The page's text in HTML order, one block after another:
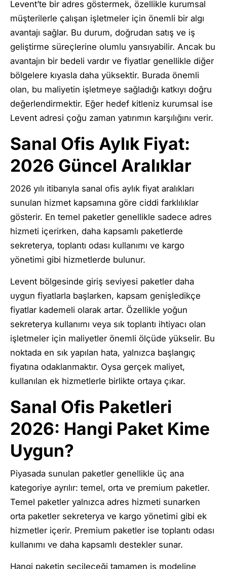
Levent’te bir adres göstermek, özellikle kurumsal
müşterilerle çalışan işletmeler için önemli bir algı
avantajı sağlar. Bu durum, doğrudan satış ve iş
geliştirme süreçlerine olumlu yansıyabilir. Ancak bu
avantajın bir bedeli vardır ve fiyatlar genellikle diğer
bölgelere kıyasla daha yüksektir. Burada önemli
olan, bu maliyetin işletmeye sağladığı katkıyı doğru
değerlendirmektir. Eğer hedef kitleniz kurumsal ise
Levent adresi çoğu zaman yatırımın karşılığını verir.
Sanal Ofis Aylık Fiyat:
2026 Güncel Aralıklar
2026 yılı itibarıyla sanal ofis aylık fiyat aralıkları
sunulan hizmet kapsamına göre ciddi farklılıklar
gösterir. En temel paketler genellikle sadece adres
hizmeti içerirken, daha kapsamlı paketlerde
sekreterya, toplantı odası kullanımı ve kargo
yönetimi gibi hizmetlerde bulunur.
Levent bölgesinde giriş seviyesi paketler daha
uygun fiyatlarla başlarken, kapsam genişledikçe
fiyatlar kademeli olarak artar. Özellikle yoğun
sekreterya kullanımı veya sık toplantı ihtiyacı olan
işletmeler için maliyetler önemli ölçüde yükselir. Bu
noktada en sık yapılan hata, yalnızca başlangıç
fiyatına odaklanmaktır. Oysa gerçek maliyet,
kullanılan ek hizmetlerle birlikte ortaya çıkar.
Sanal Ofis Paketleri
2026: Hangi Paket Kime
Uygun?
Piyasada sunulan paketler genellikle üç ana
kategoriye ayrılır: temel, orta ve premium paketler.
Temel paketler yalnızca adres hizmeti sunarken
orta paketler sekreterya ve kargo yönetimi gibi ek
hizmetler içerir. Premium paketler ise toplantı odası
kullanımı ve daha kapsamlı destekler sunar.
Hangi paketin seçileceği tamamen iş modeline